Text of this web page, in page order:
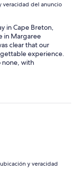
veracidad del anuncio
in Cape Breton,
in Margaree
clear that our
experience.
none, with
made us feel
was spotless,
could possibly
rental. The hosts
was
location is ideal for
Margaree Valley,
to come home to
one of the
for the kindness
return. Five stars
y veracidad